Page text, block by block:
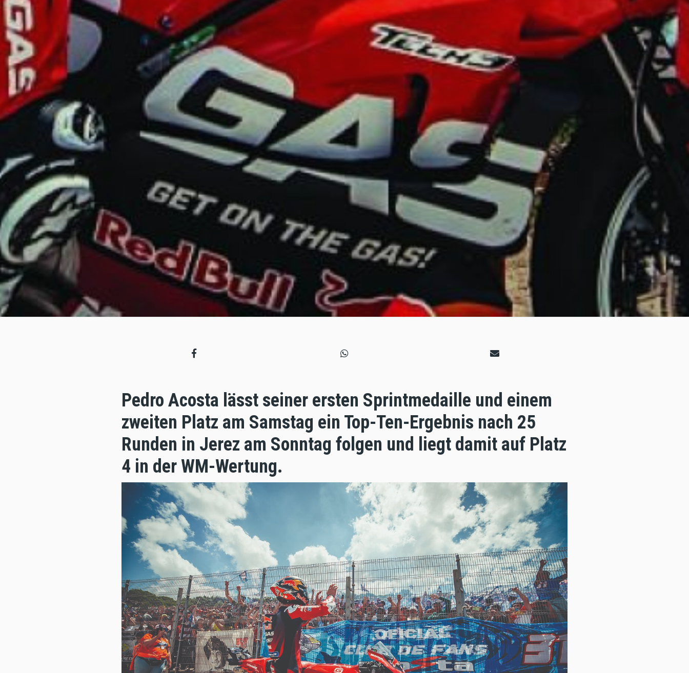
Pedro Acosta lässt seiner ersten Sprintmedaille und einem
zweiten Platz am Samstag ein Top-Ten-Ergebnis nach 25
Runden in Jerez am Sonntag folgen und liegt damit auf Platz
4 in der WM-Wertung.